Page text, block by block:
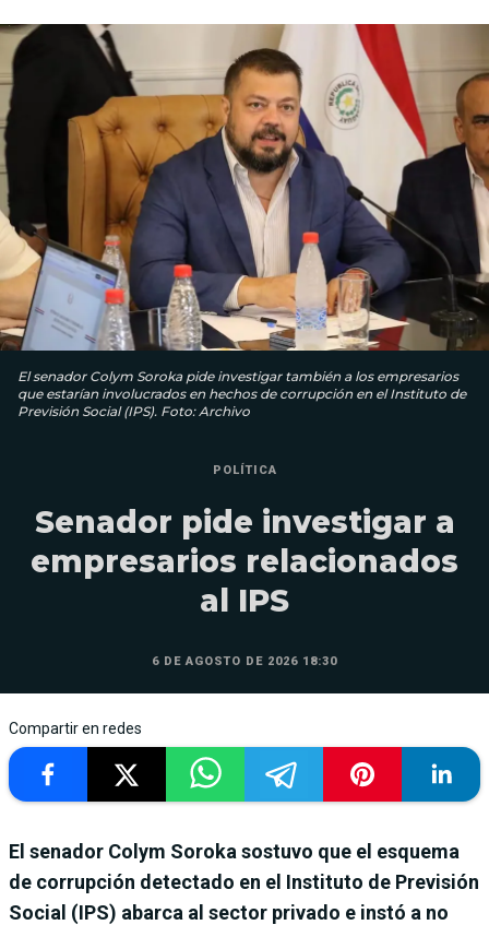
El senador Colym Soroka pide investigar también a los empresarios
que estarían involucrados en hechos de corrupción en el Instituto de
Previsión Social (IPS). Foto: Archivo
POLÍTICA
Senador pide investigar a
empresarios relacionados
al IPS
6 DE AGOSTO DE 2026 18:30
Compartir en redes
El senador Colym Soroka sostuvo que el esquema
de corrupción detectado en el Instituto de Previsión
Social (IPS) abarca al sector privado e instó a no